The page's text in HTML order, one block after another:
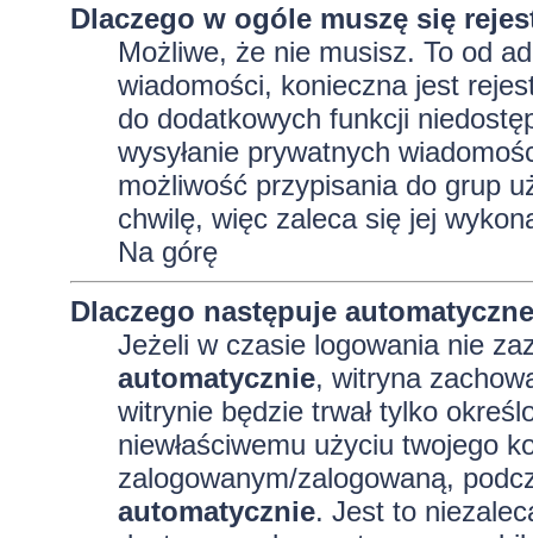
Dlaczego w ogóle muszę się
Możliwe, że nie musisz. To od
wiadomości, konieczna jest
do dodatkowych funkcji
wysyłanie prywatnych
możliwość przypisania do grup
chwilę, więc zaleca się jej
Na górę
Dlaczego następuje
Jeżeli w czasie logowania nie
automatycznie, witryna
witrynie będzie trwał tylko
niewłaściwemu użyciu twojego
zalogowanym/zalogowaną,
automatycznie. Jest to